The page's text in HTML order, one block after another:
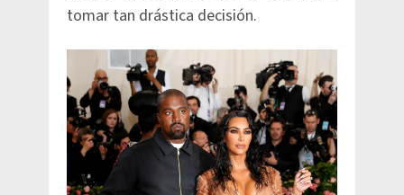
tomar tan drástica decisión.